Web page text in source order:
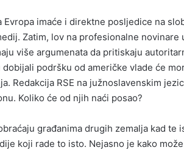
imaće i direktne posljedice na
Zatim, lov na profesionalne novinare
više argumenata da pritiskaju
podršku od američke vlade će
Redakcija RSE na južnoslavenskim
Koliko će od njih naći posao?
građanima drugih zemalja kad te
koji rade to isto. Nejasno je kako može